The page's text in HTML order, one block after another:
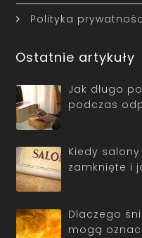
Polityka
Ostatnie artykuły
Jak długo
podczas
Kiedy
zamknięte i
Dlaczego
mogą